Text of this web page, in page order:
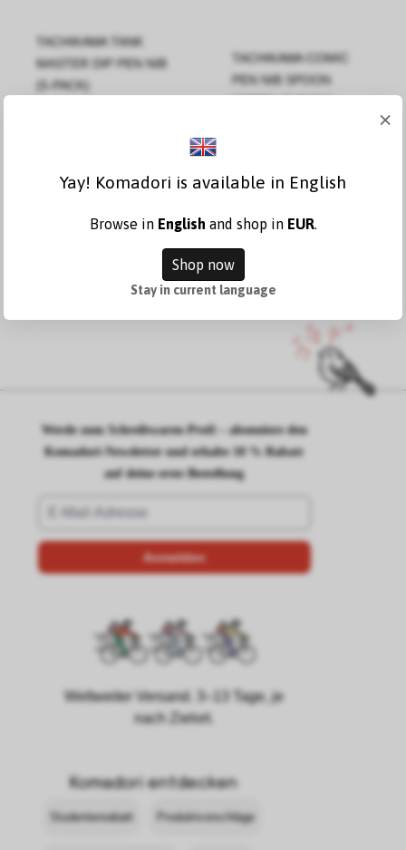
TACHIKAWA TANK
MASTER DIP PEN NIB
(5-PACK)
Zum
hinzufügen
TACHIKAWA COMIC
PEN NIB SPOON
Zum
hinzufügen
Werde zum Schreibwaren-Profi – abonniere den
Komadori-Newsletter und erhalte 10 % Rabatt
auf deine erste Bestellung
Weltweiter Versand. 3–13 Tage, je
nach Zielort.
Komadori entdecken
Studentenrabatt Produktvorschläge
×
Yay! Komadori is available in English
Browse in English and shop in EUR
Shop now
Stay in current language